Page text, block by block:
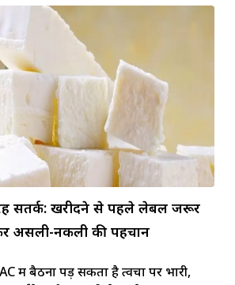
सतर्क: खरीदने से पहले लेबल जरूर
असली-नकली की पहचान
में बैठना पड़ सकता है त्वचा पर भारी,